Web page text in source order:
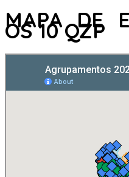
MAPA DE
OS 10 QZP